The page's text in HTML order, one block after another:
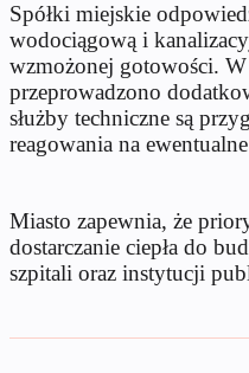
Spółki miejskie
wodociągową i
wzmożonej gotowości.
przeprowadzono
służby techniczne są
reagowania na
Miasto zapewnia, że
dostarczanie ciepła do
szpitali oraz instytucji